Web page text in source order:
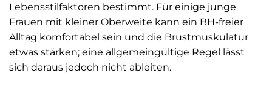
Lebensstilfaktoren bestimmt. Für einige junge
Frauen mit kleiner Oberweite kann ein BH-freier
Alltag komfortabel sein und die Brustmuskulatur
etwas stärken; eine allgemeingültige Regel lässt
sich daraus jedoch nicht ableiten.